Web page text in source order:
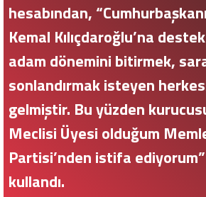
hesabından,
Kemal Kılıçdaroğlu’na
adam dönemini bitirmek,
sonlandırmak isteyen
gelmiştir. Bu yüzden
Meclisi Üyesi olduğum
Partisi’nden istifa
kullandı.